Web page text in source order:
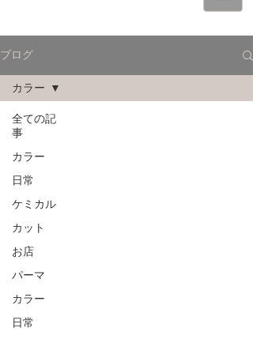
ブログ
全ての記
事
カラー
日常
ケミカル
カット
お店
パーマ
カラー
日常
カラー